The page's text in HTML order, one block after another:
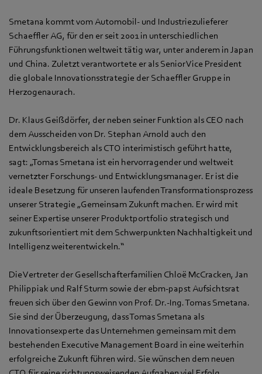
Smetana kommt vom Automobil- und Industriezulieferer
Schaeffler AG, für den er seit 2001 in unterschiedlichen
Führungsfunktionen weltweit tätig war, unter anderem in Japan
und China. Zuletzt verantwortete er als Senior Vice President
die globale Innovationsstrategie der Schaeffler Gruppe in
Herzogenaurach.
Dr. Klaus Geißdörfer, der neben seiner Funktion als CEO nach
dem Ausscheiden von Dr. Stephan Arnold auch den
Entwicklungsbereich als CTO interimistisch geführt hatte,
sagt: „Tomas Smetana ist ein hervorragender und weltweit
vernetzter Forschungs- und Entwicklungsmanager. Er ist die
ideale Besetzung für unseren laufenden Transformationsprozess
unserer Strategie „Gemeinsam Zukunft machen. Er wird mit
seiner Expertise unserer Produktportfolio strategisch und
zukunftsorientiert mit dem Schwerpunkten Nachhaltigkeit und
Intelligenz weiterentwickeln.“
Die Vertreter der Gesellschafterfamilien Chloë McCracken, Jan
Philippiak und Ralf Sturm sowie der ebm‑papst Aufsichtsrat
freuen sich über den Gewinn von Prof. Dr.-Ing. Tomas Smetana.
Sie sind der Überzeugung, dass Tomas Smetana als
Innovationsexperte das Unternehmen gemeinsam mit dem
bestehenden Executive Management Board in eine weiterhin
erfolgreiche Zukunft führen wird. Sie wünschen dem neuen